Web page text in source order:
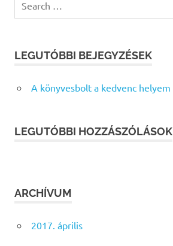
LEGUTÓBBI BEJEGYZÉSEK
A könyvesbolt a kedvenc helyem
LEGUTÓBBI HOZZÁSZÓLÁSOK
ARCHÍVUM
2017. április